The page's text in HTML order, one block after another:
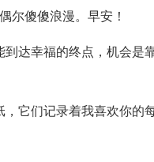
尔傻傻浪漫。早安！
达幸福的终点，机会是
它们记录着我喜欢你的